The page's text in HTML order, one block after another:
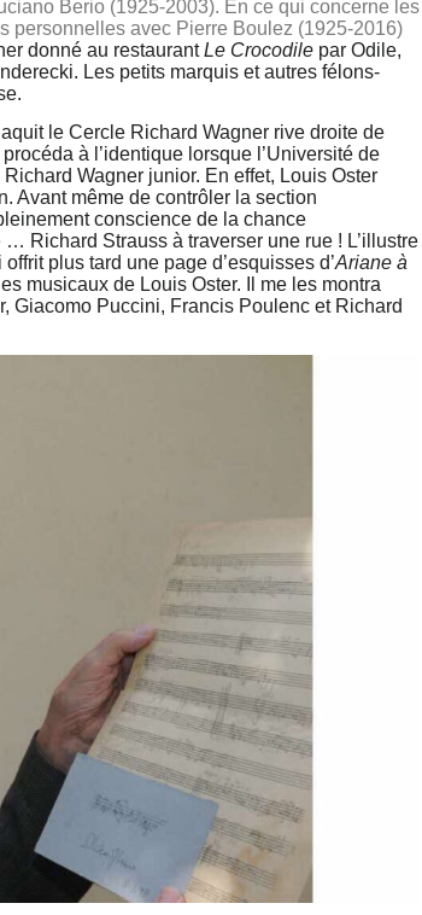
Berio (1925-2003). En ce qui concerne les
personnelles avec Pierre Boulez (1925-2016)
donné au restaurantLe Crocodile par Odile,
Les petits marquis et autres félons-
le Cercle Richard Wagner rive droite de
à l’identique lorsque l’Université de
Wagner junior. En effet, Louis Oster
Avant même de contrôler la section
conscience de la chance
Richard Strauss à traverser une rue ! L’illustre
plus tard une page d’esquisses d’Ariane à
musicaux de Louis Oster. Il me les montra
Giacomo Puccini, Francis Poulenc et Richard